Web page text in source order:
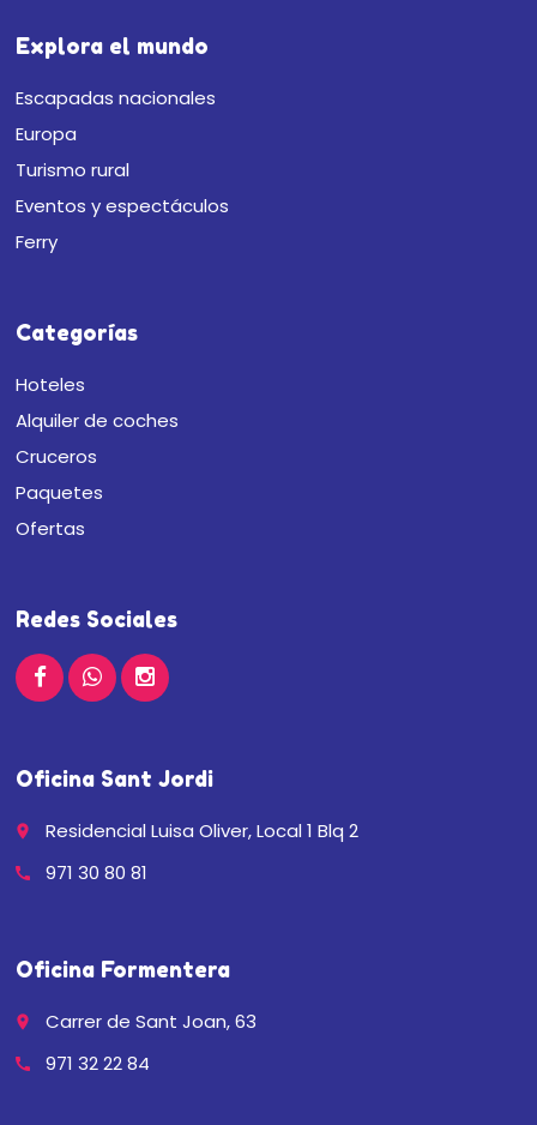
Explora el mundo
Escapadas nacionales
Europa
Turismo rural
Eventos y espectáculos
Ferry
Categorías
Hoteles
Alquiler de coches
Cruceros
Paquetes
Ofertas
Redes Sociales
Oficina Sant Jordi
place Residencial Luisa Oliver, Local 1 Blq 2
call 971 30 80 81
Oficina Formentera
place Carrer de Sant Joan, 63
call 971 32 22 84